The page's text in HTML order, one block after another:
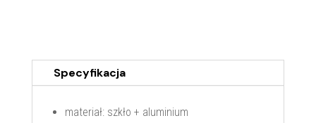
Specyfikacja
materiał: szkło + aluminium